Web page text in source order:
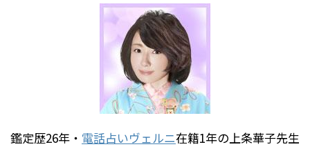
鑑定歴26年・ 電話占いヴェルニ在籍1年の上条華子先生